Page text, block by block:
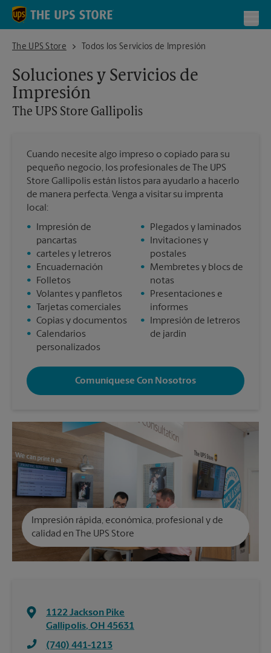
Skip to content
Return to Nav
The UPS Store
The UPS Store GallipolisTodos los Servicios de Impresión
Soluciones y Servicios de
Impresión
The UPS Store Gallipolis
Cuando necesite algo impreso o copiado para su
pequeño negocio, los profesionales de The UPS
Store Gallipolis están listos para ayudarlo a hacerlo
de manera perfecta. Venga a visitar su imprenta
local:
•
Impresión de
pancartas
•
carteles y letreros
•
Encuadernación
•
Folletos
•
Volantes y panfletos
•
Tarjetas comerciales
• Copias y documentos
• Calendarios
personalizados
•
Plegados y laminados
•
Invitaciones y
postales
•
Membretes y blocs de
notas
•
Presentaciones e
informes
•
Impresión de letreros
de jardín
Comuníquese Con Nosotros
Impresión rápida, económica, profesional y de
calidad en The UPS Store
1122 Jackson Pike
Gallipolis, OH 45631
(740) 441-1213